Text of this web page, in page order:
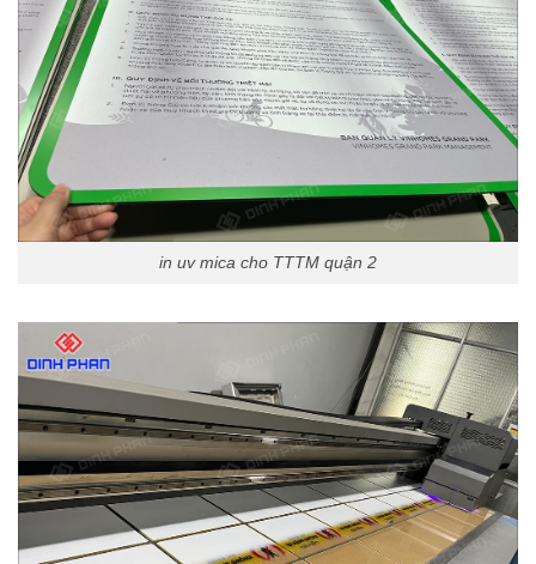
in uv mica cho TTTM quận 2